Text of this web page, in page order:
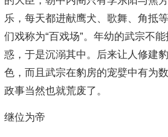
乐，每天都进献鹰犬、歌舞、角抵
们戏称为“百戏场”。年幼的武宗不
惑，于是沉溺其中。后来让人修建
色，而且武宗在豹房的宠嬖中有为
政事当然也就荒废了。
继位为帝